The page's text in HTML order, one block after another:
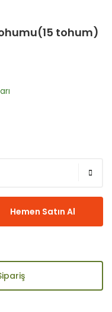
tohum)
Hemen Satın Al